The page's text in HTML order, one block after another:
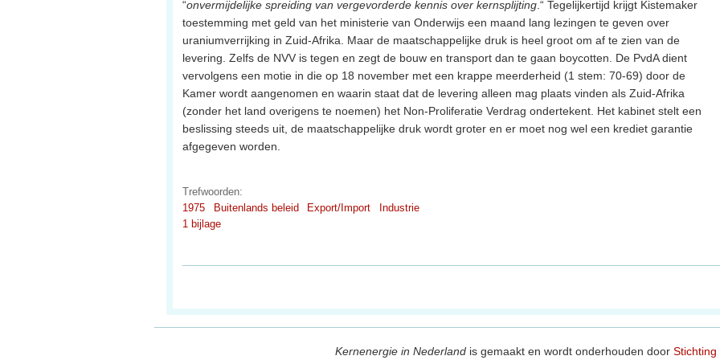
“onvermijdelijke spreiding van vergevorderde kennis over kernsplijting .“ Tegelijkertijd krijgt Kistemaker
toestemming met geld van het ministerie van Onderwijs een maand lang lezingen te geven over
uraniumverrijking in Zuid-Afrika. Maar de maatschappelijke druk is heel groot om af te zien van de
levering. Zelfs de NVV is tegen en zegt de bouw en transport dan te gaan boycotten. De PvdA dient
vervolgens een motie in die op 18 november met een krappe meerderheid (1 stem: 70-69) door de
Kamer wordt aangenomen en waarin staat dat de levering alleen mag plaats vinden als Zuid-Afrika
(zonder het land overigens te noemen) het Non-Proliferatie Verdrag ondertekent. Het kabinet stelt een
beslissing steeds uit, de maatschappelijke druk wordt groter en er moet nog wel een krediet garantie
afgegeven worden.
Trefwoorden:
1975
Buitenlands beleid Export/Import
Industrie
1 bijlage
Kernenergie in Nederland is gemaakt en wordt onderhouden door Stichting